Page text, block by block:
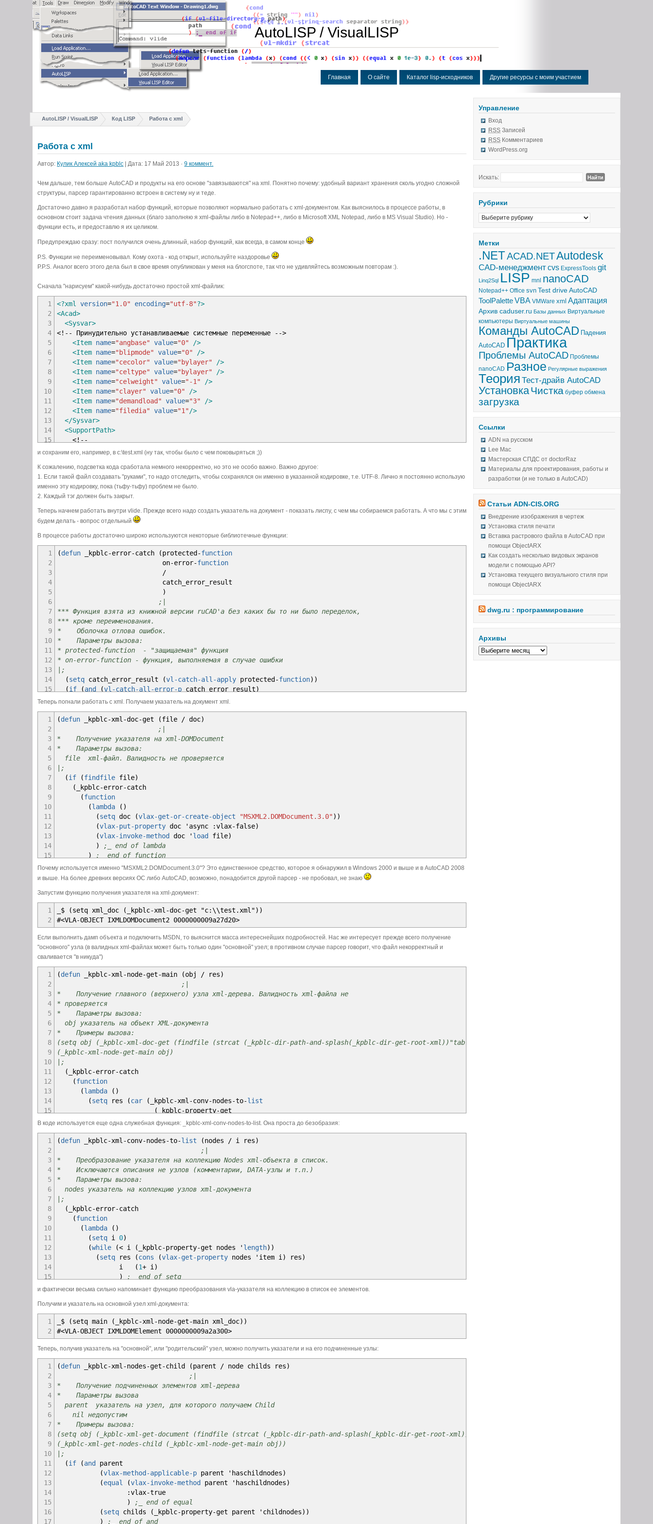
AutoLISP / VisualLISP
Главная О сайте Каталог lisp-исходников Другие ресурсы с моим участием
AutoLISP / VisualLISP Код LISP Работа с xml
Работа с xml
Автор: Кулик Алексей aka kpblc | Дата: 17 Май 2013 ·9 коммент.
Чем дальше, тем больше AutoCAD и продукты на его основе "завязываются" на xml. Понятно почему: удобный вариант хранения сколь угодно сложной
структуры, парсер гарантированно встроен в систему ну и теде.
Достаточно давно я разработал набор функций, которые позволяют нормально работать с xml-документом. Как выяснилось в процессе работы, в
основном стоит задача чтения данных (благо заполняю я xml-файлы либо в Notepad++, либо в Microsoft XML Notepad, либо в MS Visual Studio). Но -
функции есть, и предоставлю я их целиком.
Предупреждаю сразу: пост получился очень длинный, набор функций, как всегда, в самом конце
P.S. Функции не переименовывал. Кому охота - код открыт, используйте наздоровье
P.P.S. Аналог всего этого дела был в свое время опубликован у меня на блогспоте, так что не удивляйтесь возможным повторам :).
Сначала "нарисуем" какой-нибудь достаточно простой xml-файлик:
1
2
3
4
5
6
7
8
9
10
11
12
13
14
15
16
18
19
20
21
<?xml version="1.0" encoding="utf-8"?>
<Acad>
<Sysvar>
<!-- Принудительно устанавливаемые системные переменные -->
<Item name="angbase" value="0"
/>
<Item name="blipmode" value="0"
/>
<Item name="cecolor" value="bylayer"
/>
<Item name="celtype" value="bylayer"
/>
<Item name="celweight" value="-1"
/>
<Item name="clayer" value="0"
/>
<Item name="demandload" value="3"
/>
<Item name="filedia" value="1"/>
</Sysvar>
<SupportPath>
<!--
Данные о добавляемых путях поддержки. Вынесено в отдельную ветку, т.к. надо не просто назначать, а проверять наличие путей
<Item>\\server\settings\template</Item >
<Item>\\server\settings\support</Item>
</SupportPath>
</Acad>
и сохраним его, например, в c:\test.xml (ну так, чтобы было с чем поковыряться ;))
К сожалению, подсветка кода сработала немного некорректно, но это не особо важно. Важно другое:
1. Если такой файл создавать "руками", то надо отследить, чтобы сохранялся он именно в указанной кодировке, т.е. UTF-8. Лично я постоянно использую
именно эту кодировку, пока (тьфу-тьфу) проблем не было.
2. Каждый тэг должен быть закрыт.
Теперь начнем работать внутри vlide. Прежде всего надо создать указатель на документ - показать лиспу, с чем мы собираемся работать. А что мы с этим
будем делать - вопрос отдельный
В процессе работы достаточно широко используются некоторые библиотечные функции:
1
2
3
4
5
6
7
8
9
10
11
12
13
14
15
16
18
19
20
21
22
23
24
25
26
27
28
29
30
31
32
36
37
38
39
41
42
43
44
45
46
47
48
49
50
51
52
53
54
55
56
57
58
60
76
77
78
80
81
82
83
84
85
86
87
88
89
90
91
92
93
94
95
96
97
98
99
100
(defun _kpblc-error-catch (protected -function
on-error-function
/
catch_error_result
)
;|
*** Функция взята из книжной версии ruCAD'a без каких бы то ни было переделок,
*** кроме переименования.
* Оболочка отлова ошибок.
* Параметры вызова:
* protected-function - "защищаемая" функция
* on-error-function - функция, выполняемая в случае ошибки
|;
(setq catch_error_result (vl-catch-all-apply protected -function) )
(if (and (vl-catch-all-error-p catch_error_result)
on - error-function
(applyon-error-function
vl-catch-all-error-message
) ;_ end of apply
catch_error_result
)
;_ end of if
defun_kpblc-error-print
* Функция вывода сообщения об ошибке для (_kpblc-error-catch)
* Параметры вызова:
* func-name имя функции, в которой возникла ошибка
* msg сообщение об ошибке
setqres strcat "
( vl-string-trim
vl-string-subst
""
(strcase (_kpblc-conv-value-to-string func-name) t)
)
;_ end of vl-string-subst
) ;_ end of vl-string-trim
(ifmsg
(strcat
": "
_kpblc
;_ end of strcat
": undefined"
)
)
;_ end of princ
(
_kpblc logres nil
(princ
)
;_ end of defun
_kpblc conv
* конвертация значения в строку.
(cond
( type value ) value)
= (type value )
( equal value _kpblc eval
(itoa value
)
(
= type value
not
(
t ( vl-princ-to-string
)
;_ end of cond
;_ end of defun
_kpblc eval - value-round
;; http://forum.dwg.ru/showthread.php?p=301275
* Выполняет округление числа до указанной точности
* Примеры вызова:
(_kpblc-eval-value-round 16.365 0.01) ; 16.37
|;
value
(* (atoi (rtos (/ (floatvalue)to) 2 0))
) ;_ end of if
) ;_ end of defun
(defun _kpblc-property-get(obj property /res)
* Получение значения свойства объекта
(vl-catch-all-apply
(function
(lambda ()
(
if (andobj
(vlax-property-available-p
property
) ;_ end of vlax-property-available-p
;_ end of and
res (vlax-get-property
;_ end of if
;_ end of lambda
Теперь погнали работать с xml. Получаем указатель на документ xml.
1
2
3
4
5
6
7
8
9
10
11
12
13
14
15
16
19
20
21
22
(defun _kpblc-xml -doc-get (file / doc)
;|
* Получение указателя на xml-DOMDocument
* Параметры вызова:
file xml-файл. Валидность не проверяется
|;
(if (findfile file)
(
_kpblc-error-catch
(function
(lambda ( )
(setq doc (vlax-get-or-create-object "MSXML2.DOMDocument.3.0") )
(vlax-put-property doc 'async :vlax-false)
(vlax-invoke-method doc ' load file)
)
;_ end of lambda
)
;_ end of function
'(lambda (x)
error- print "_kpblc-xml-doc-get"
) ;_ end of lambda
) ;_ end of _kpblc-error-catch
)
;_ end of if
doc
Почему используется именно "MSXML2.DOMDocument.3.0"? Это единственное средство, которое я обнаружил в Windows 2000 и выше и в AutoCAD 2008
и выше. На более древних версиях ОС либо AutoCAD, возможно, понадобится другой парсер - не пробовал, не знаю
Запустим функцию получения указателя на xml-документ:
1
2
_$ (setq xml_doc (_kpblc-xml-doc-get "c:\\test.xml"))
#<VLA-OBJECT IXMLDOMDocument2 0000000009a27d20>
Если выполнить дамп объекта и подключить MSDN, то выяснится масса интереснейших подробностей. Нас же интересует прежде всего получение
"основного" узла (в валидных xml-файлах может быть только один "основной" узел; в противном случае парсер говорит, что файл некорректный и
сваливается "в никуда")
1
2
3
4
5
6
7
8
9
10
11
12
13
14
15
16
18
19
20
21
22
23
24
25
26
27
28
29
30
(defun _kpblc-xml -node-get-main (obj / res)
;|
* Получение главного (верхнего) узла xml-дерева. Валидность xml-файла не
* проверяется
* Параметры вызова:
obj указатель на объект XML-документа
* Примеры вызова:
(setq obj (_kpblc-xml-doc-get (findfile (strcat (_kpblc-dir-path-and-splash(_kpblc-dir-get-root-xml))"tables.xml"))))
(_kpblc-xml-node-get-main obj)
|;
(
_kpblc-error-catch
(function
(lambda ( )
(setq res (car ( _kpblc-xml -conv-nodes-to-list
(
_kpblc-property-get
obj
) ;_ end of _kpblc-property-get
;_ end of _kpblc-xml-conv-nodes-to-list
)
;_ end of car
)
;_ end of setq
) ;_ end of lambda
) ;_ end of function
'
( _kpblc-error-
(setqres
)
;_ end of lambda
;_ end of _kpblc-error-catch
;_ end of defun
В коде используется еще одна служебная функция: _kpblc-xml-conv-nodes-to-list. Она проста до безобразия:
1
2
3
4
5
6
7
8
9
10
11
12
13
14
15
16
18
19
20
21
24
25
26
27
28
29
30
31
32
33
34
(defun _kpblc-xml -conv-nodes-to-list (nodes / i res)
;|
* Преобразование указателя на коллекцию Nodes xml-объекта в список.
* Исключаются описания не узлов (комментарии, DATA-узлы и т.п.)
* Параметры вызова:
nodes указатель на коллекцию узлов xml-документа
|;
(
_kpblc-error-catch
(function
(lambda ( )
(setq i 0)
(while (< i ( _kpblc-property-get nodes ' length) )
(setq res (cons (vlax-get-property nodes 'item i ) res)
i
(1+ i )
)
;_ end of setq
) ;_ end of while
(function
(lambda (x)
( member (_kpblc -property -
)
;_ end of lambda
) ;_ end of function
) ;_ end of vl-remove-if-not
) ;_ end of lambda
)
;_ end of function
'(lambda (x)
_kpblc-error
(setqresnil
)
;_ end of lambda
) ;_ end of _kpblc-error-catch
res
)
;_ end of defun
и фактически весьма сильно напоминает функцию преобразования vla-указателя на коллекцию в список ее элементов.
Получим и указатель на основной узел xml-документа:
1
2
_$ (setq main (_kpblc-xml-node-get-main xml_doc))
#<VLA-OBJECT IXMLDOMElement 0000000009a2a300>
Теперь, получив указатель на "основной", или "родительский" узел, можно получить указатели и на его подчиненные узлы:
1
2
3
4
5
6
7
8
9
10
11
12
13
14
15
16
17
(defun _kpblc-xml -nodes-get-child (parent / node childs res)
;|
* Получение подчиненных элементов xml-дерева
* Параметры вызова
parent указатель на узел, для которого получаем Child
nil недопустим
* Примеры вызова:
(setq obj (_kpblc-xml-get-document (findfile (strcat (_kpblc-dir-path-and-splash(_kpblc-dir-get-root-xml))"tables.xml"))))
(_kpblc-xml-get-nodes-child (_kpblc-xml-node-get-main obj))
|;
(if (and
parent
(vlax-method-applicable-p parent 'haschildnodes)
(equal (vlax-invoke-method parent 'haschildnodes)
:vlax-true
)
;_ end of equal
(setq childs ( _kpblc-property-get parent 'childnodes) )
)
;_ end of and
Управление
Вход
RSS Записей
RSS Комментариев
WordPress.org
Искать:
Рубрики
Метки
.NETACAD.NETAutodesk
CAD-менеджмент cvs ExpressTools git
Linq2Sql LISP mnl nanoCAD
Notepad++ Office svn Test drive AutoCAD
ToolPalette VBA VMWare xml Адаптация
Архив caduser.ru Базы данных Виртуальные
компьютеры Виртуальные машины
Команды AutoCAD Падения
AutoCAD Практика
Проблемы AutoCAD Проблемы
nanoCAD Разное Регулярные выражения
Теория Тест-драйв AutoCAD
УстановкаЧистка буфер обмена
загрузка
Ссылки
ADN на русском
Lee Mac
Мастерская СПДС от doctorRaz
Материалы для проектирования, работы и
разработки (и не только в AutoCAD)
Статьи ADN-CIS.ORG
Внедрение изображения в чертеж
Установка стиля печати
Вставка растрового файла в AutoCAD при
помощи ObjectARX
Как создать несколько видовых экранов
модели с помощью API?
Установка текущего визуального стиля при
помощи ObjectARX
dwg.ru : программирование
Архивы